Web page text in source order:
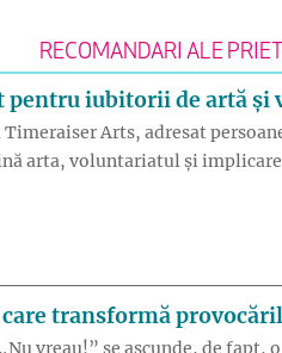
RECOMANDARI ALE
pentru iubitorii de artă și
Arts, adresat
arta, voluntariatul și
transformă
vreau!” se ascunde, de